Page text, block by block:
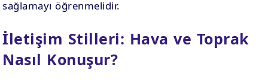
sağlamayı öğrenmelidir.
İletişim Stilleri: Hava ve Toprak
Nasıl Konuşur?